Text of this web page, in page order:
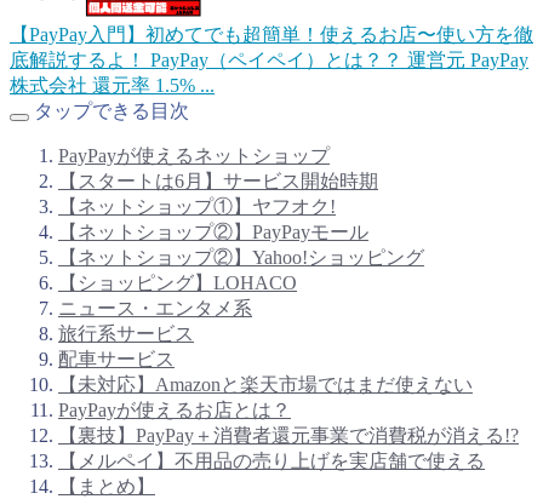
【PayPay入門】初めてでも超簡単！使えるお店〜使い方を徹
底解説するよ！
PayPay（ペイペイ）とは？？ 運営元 PayPay
株式会社 還元率 1.5% ...
タップできる目次
PayPayが使えるネットショップ
【スタートは6月】サービス開始時期
【ネットショップ①】ヤフオク!
【ネットショップ②】PayPayモール
【ネットショップ②】Yahoo!ショッピング
【ショッピング】 LOHACO
ニュース・エンタメ系
旅行系サービス
配車サービス
【未対応】Amazonと楽天市場ではまだ使えない
PayPayが使えるお店とは？
【裏技】 PayPay＋消費者還元事業で消費税が消える!?
【メルペイ】不用品の売り上げを実店舗で使える
【まとめ】